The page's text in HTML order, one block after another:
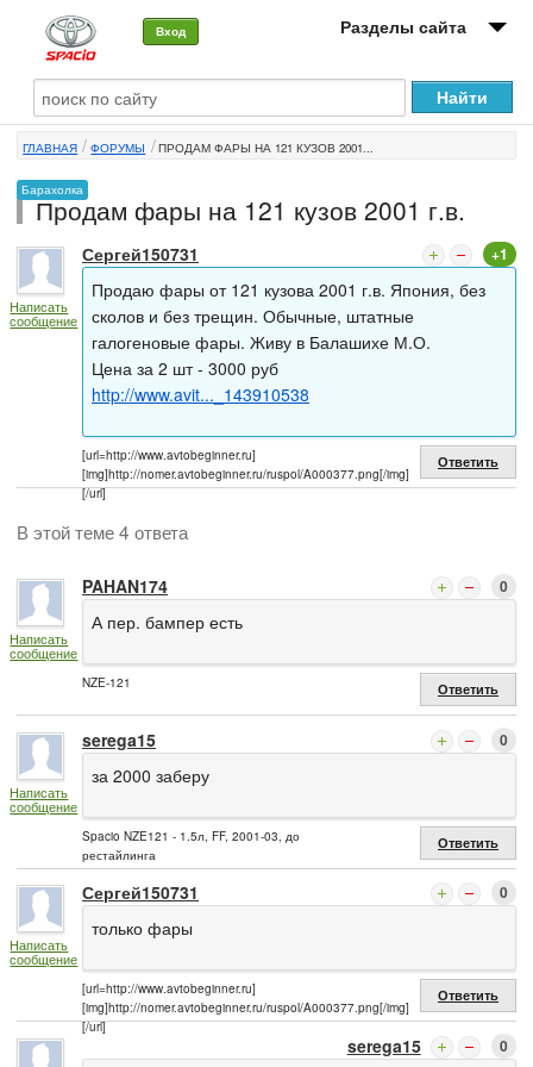
Вход Разделы сайта
О машине
Автоклуб
Форумы
Сервисы и услуги
Новости
ГЛАВНАЯ ФОРУМЫ ПРОДАМ ФАРЫ НА 121 КУЗОВ 2001...
Барахолка
Продам фары на 121 кузов 2001 г.в.
Написать
сообщение
Сергей150731 +1
Продаю фары от 121 кузова 2001 г.в. Япония, без
сколов и без трещин. Обычные, штатные
галогеновые фары. Живу в Балашихе М.О.
Цена за 2 шт - 3000 руб
http://www.avit..._143910538
[url=http://www.avtobeginner.ru]
[img]http://nomer.avtobeginner.ru/ruspol/A000377.png[/img]
[/url]
Ответить
В этой теме 4 ответа
Написать
сообщение
PAHAN174 0
А пер. бампер есть
NZE-121 Ответить
Написать
сообщение
serega15 0
за 2000 заберу
Spacio NZE121 - 1.5л, FF, 2001-03, до
рестайлинга
Ответить
Написать
сообщение
Сергей150731 0
только фары
[url=http://www.avtobeginner.ru]
[img]http://nomer.avtobeginner.ru/ruspol/A000377.png[/img]
[/url]
Ответить
serega15 0